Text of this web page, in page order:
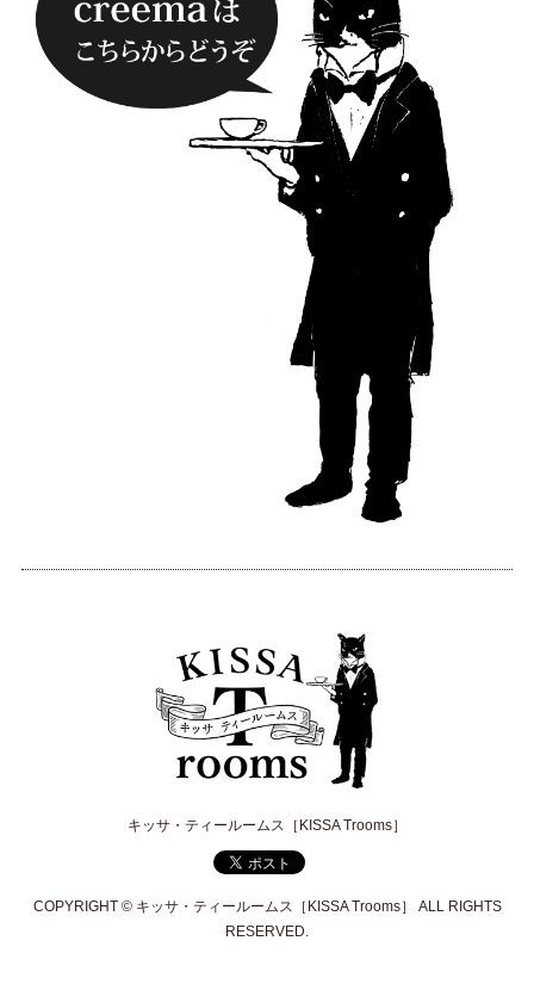
キッサ・ティールームス［KISSA Trooms］
COPYRIGHT © キッサ・ティールームス［KISSA Trooms］ ALL RIGHTS
RESERVED.